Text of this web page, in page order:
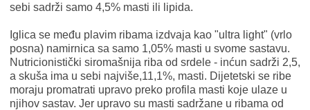
sebi sadrži samo 4,5% masti ili lipida.
Iglica se među plavim ribama izdvaja kao "ultra light" (vrlo
posna) namirnica sa samo 1,05% masti u svome sastavu.
Nutricionistički siromašnija riba od srdele - inćun sadrži 2,5,
a skuša ima u sebi najviše,11,1%, masti. Dijetetski se ribe
moraju promatrati upravo preko profila masti koje ulaze u
njihov sastav. Jer upravo su masti sadržane u ribama od